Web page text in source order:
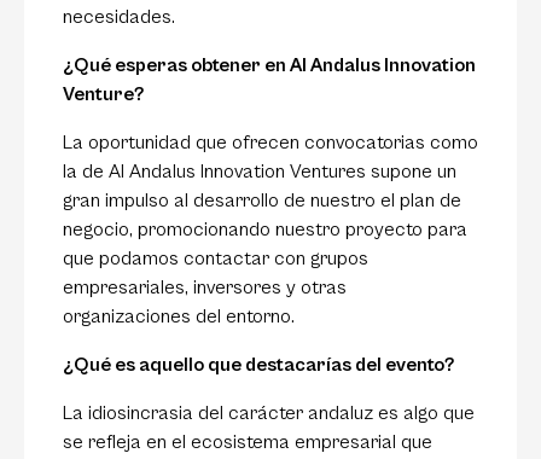
necesidades.
¿Qué esperas obtener en Al Andalus Innovation
Venture?
La oportunidad que ofrecen convocatorias como
la de Al Andalus Innovation Ventures supone un
gran impulso al desarrollo de nuestro el plan de
negocio, promocionando nuestro proyecto para
que podamos contactar con grupos
empresariales, inversores y otras
organizaciones del entorno.
¿Qué es aquello que destacarías del evento?
La idiosincrasia del carácter andaluz es algo que
se refleja en el ecosistema empresarial que